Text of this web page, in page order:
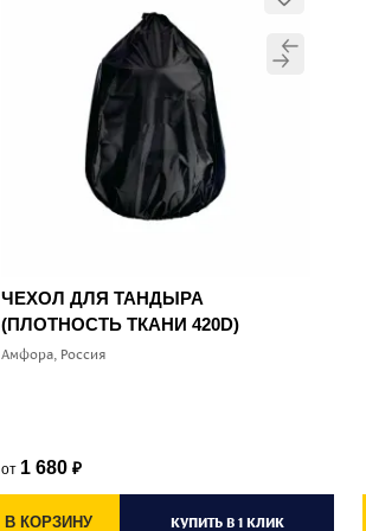
ЧЕХОЛ ДЛЯ ТАНДЫРА
(ПЛОТНОСТЬ ТКАНИ 420D)
Амфора, Россия
от 1 680 ₽
В КОРЗИНУ КУПИТЬ В 1 КЛИК